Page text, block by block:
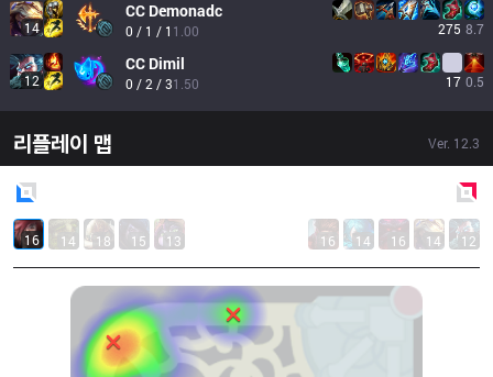
14
CC Demonadc
0 / 1 / 1 1.00 275 8.7
12
CC Dimil
0 / 2 / 31.50 17 0.5
리플레이 맵 Ver. 12.3
16 14 18 15 13 16 14 16 14 12